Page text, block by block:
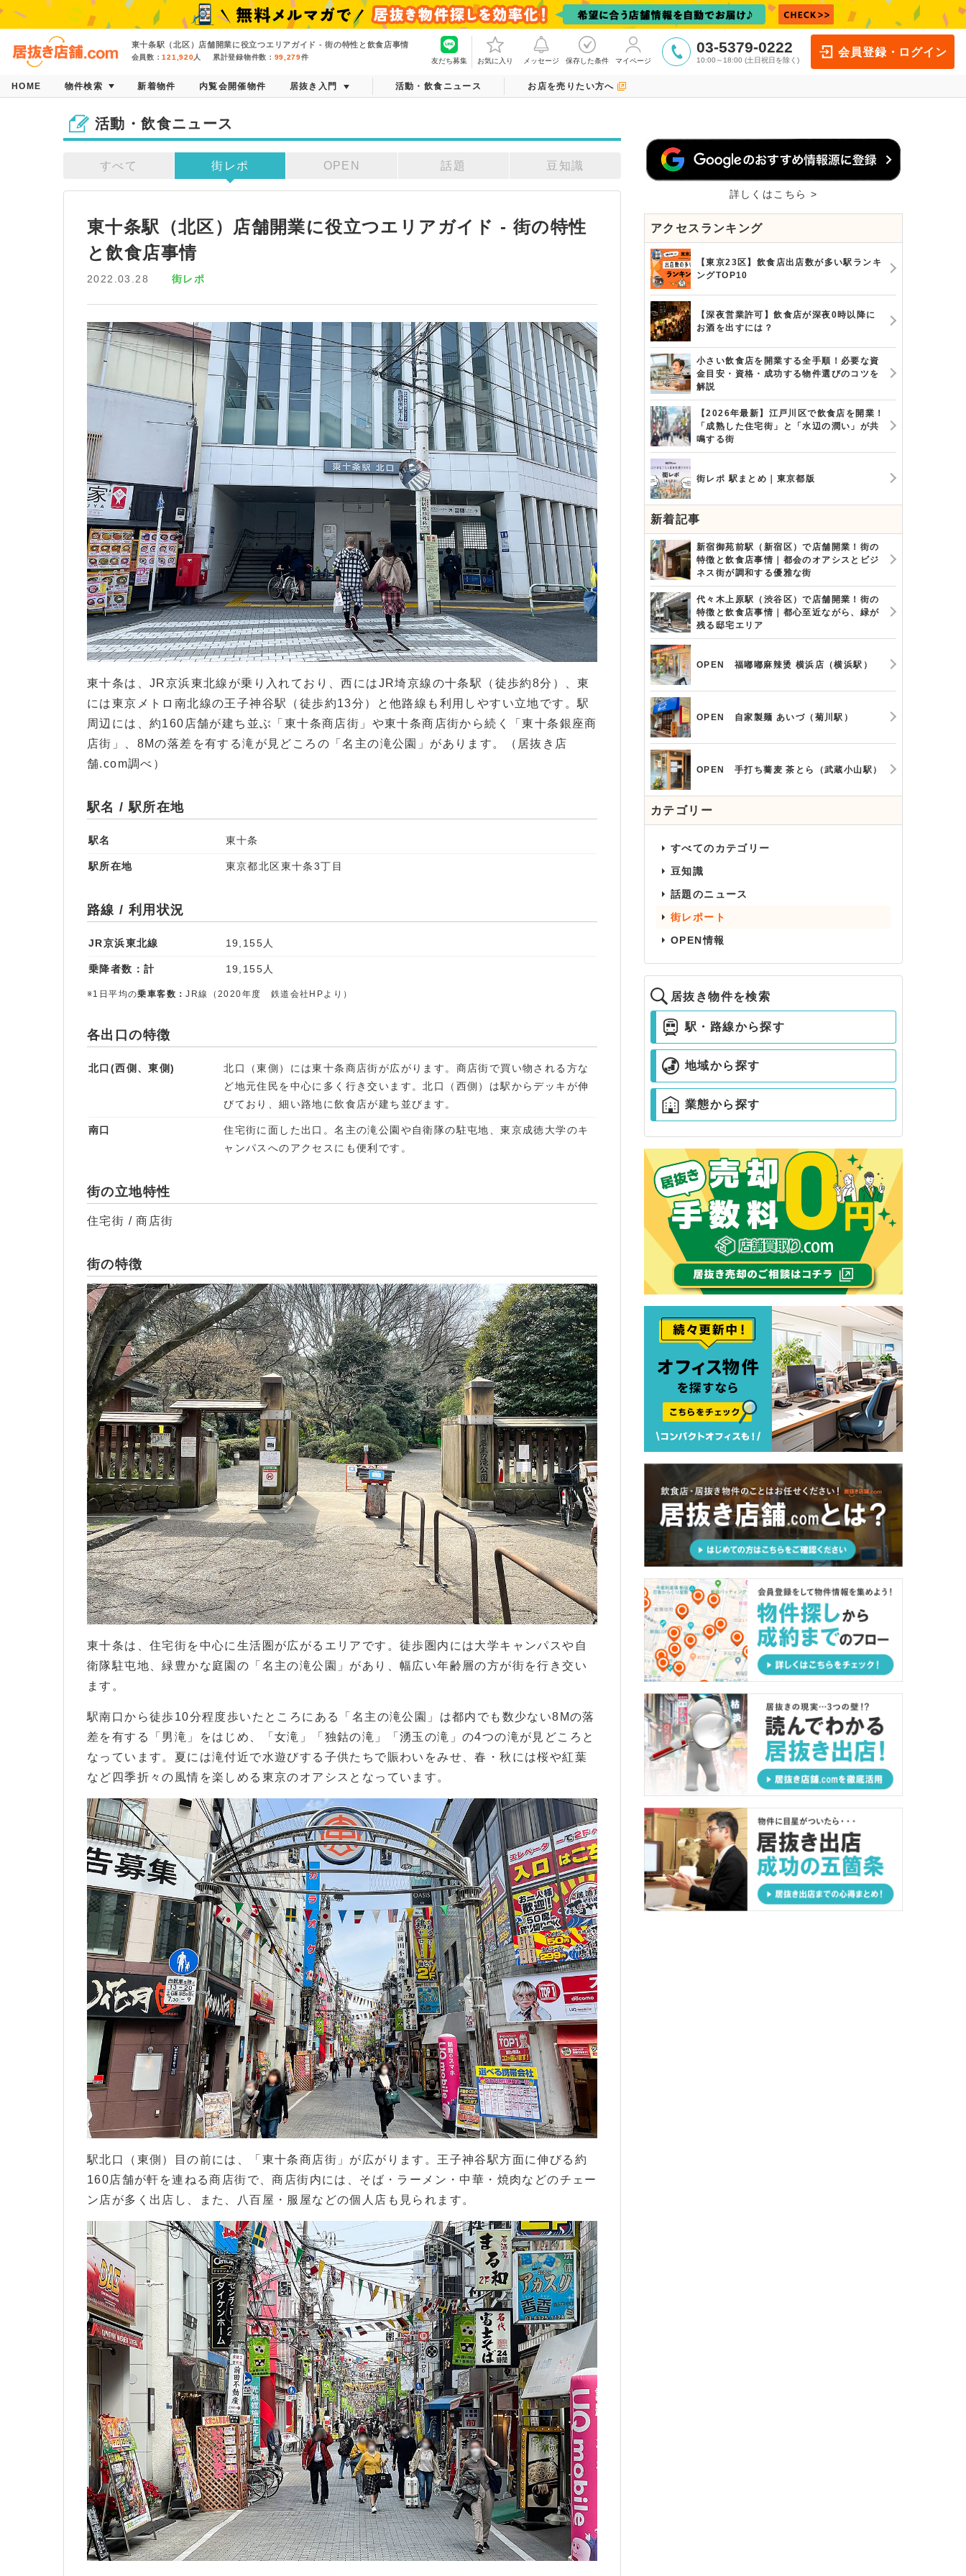
東十条駅（北区）店舗開業に役立つエリアガイド - 街の特性と飲食店事情
会員数：121,920人 累計登録物件数： 99,279件 友だち募集 お気に入り メッセージ 保存した条件 マイページ
03-5379-0222
10:00～18:00 (土日祝日を除く)
会員登録・ログイン
HOME 物件検索 新着物件 内覧会開催物件 居抜き入門 活動・飲食ニュース お店を売りたい方へ
活動・飲食ニュース
すべて 街レポ OPEN 話題 豆知識
東十条駅（北区）店舗開業に役立つエリアガイド - 街の特性
と飲食店事情
2022.03.28 街レポ
東十条は、JR京浜東北線が乗り入れており、西にはJR埼京線の十条駅（徒歩約8分）、東
には東京メトロ南北線の王子神谷駅（徒歩約13分）と他路線も利用しやすい立地です。駅
周辺には、約160店舗が建ち並ぶ「東十条商店街」や東十条商店街から続く「東十条銀座商
店街」、8Mの落差を有する滝が見どころの「名主の滝公園」があります。（居抜き店
舗.com調べ）
駅名 / 駅所在地
駅名 東十条
駅所在地 東京都北区東十条3丁目
路線 / 利用状況
JR京浜東北線 19,155人
乗降者数：計 19,155人
※1日平均の乗車客数：JR線（2020年度 鉄道会社HPより）
各出口の特徴
北口(西側、東側)
北口（東側）には東十条商店街が広がります。商店街で買い物される方な
ど地元住民を中心に多く行き交います。北口（西側）は駅からデッキが伸
びており、細い路地に飲食店が建ち並びます。
南口
住宅街に面した出口。名主の滝公園や自衛隊の駐屯地、東京成徳大学のキ
ャンパスへのアクセスにも便利です。
街の立地特性
住宅街 / 商店街
街の特徴
東十条は、住宅街を中心に生活圏が広がるエリアです。徒歩圏内には大学キャンパスや自
衛隊駐屯地、緑豊かな庭園の「名主の滝公園」があり、幅広い年齢層の方が街を行き交い
ます。
駅南口から徒歩10分程度歩いたところにある「名主の滝公園」は都内でも数少ない8Mの落
差を有する「男滝」をはじめ、「女滝」「独鈷の滝」「湧玉の滝」の4つの滝が見どころと
なっています。夏には滝付近で水遊びする子供たちで賑わいをみせ、春・秋には桜や紅葉
など四季折々の風情を楽しめる東京のオアシスとなっています。
駅北口（東側）目の前には、「東十条商店街」が広がります。王子神谷駅方面に伸びる約
160店舗が軒を連ねる商店街で、商店街内には、そば・ラーメン・中華・焼肉などのチェー
ン店が多く出店し、また、八百屋・服屋などの個人店も見られます。
詳しくはこちら >
アクセスランキング
【東京23区】飲食店出店数が多い駅ランキ
ングTOP10
【深夜営業許可】飲食店が深夜0時以降に
お酒を出すには？
小さい飲食店を開業する全手順！必要な資
金目安・資格・成功する物件選びのコツを
解説
【2026年最新】江戸川区で飲食店を開業！
「成熟した住宅街」と「水辺の潤い」が共
鳴する街
街レポ 駅まとめ｜東京都版
新着記事
新宿御苑前駅（新宿区）で店舗開業！街の
特徴と飲食店事情｜都会のオアシスとビジ
ネス街が調和する優雅な街
代々木上原駅（渋谷区）で店舗開業！街の
特徴と飲食店事情｜都心至近ながら、緑が
残る邸宅エリア
OPEN 福嘟嘟麻辣烫 横浜店（横浜駅）
OPEN 自家製麺 あいづ（菊川駅）
OPEN 手打ち蕎麦 茶とら（武蔵小山駅）
カテゴリー
すべてのカテゴリー
豆知識
話題のニュース
街レポート
OPEN情報
居抜き物件を検索
駅・路線から探す
地域から探す
業態から探す